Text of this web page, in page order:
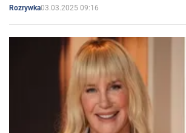
Rozrywka03.03.2025 09:16